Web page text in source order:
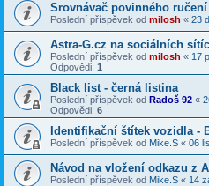
Srovnávač povinného ručení
Poslední příspěvek od milosh « 23
Astra-G.cz na sociálních
Poslední příspěvek od milosh « 17
Odpovědi: 1
Black list - černá listina
Poslední příspěvek od Radoš 92 «
Odpovědi: 6
Identifikační štítek vozidla -
Poslední příspěvek od Mike.S « 06
Návod na vložení odkazu z
Poslední příspěvek od Mike.S « 14